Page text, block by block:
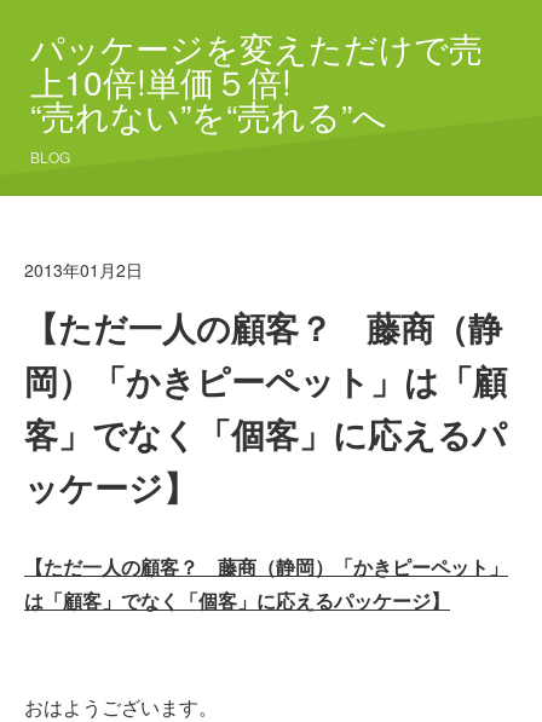
パッケージを変えただけで売
上10倍!単価５倍!
“売れない”を“売れる”へ
BLOG
2013年01月2日
【ただ一人の顧客？ 藤商（静
岡）「かきピーペット」は「顧
客」でなく「個客」に応えるパ
ッケージ】
【ただ一人の顧客？ 藤商（静岡）「かきピーペット」
は「顧客」でなく「個客」に応えるパッケージ】
おはようございます。